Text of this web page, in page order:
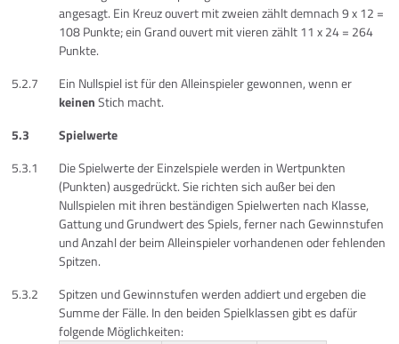
angesagt. Ein Kreuz ouvert mit zweien zählt demnach 9 x 12 =
108 Punkte; ein Grand ouvert mit vieren zählt 11 x 24 = 264
Punkte.
5.2.7
Ein Nullspiel ist für den Alleinspieler gewonnen, wenn er
keinenStich macht.
5.3
Spielwerte
5.3.1
Die Spielwerte der Einzelspiele werden in Wertpunkten
(Punkten) ausgedrückt. Sie richten sich außer bei den
Nullspielen mit ihren beständigen Spielwerten nach Klasse,
Gattung und Grundwert des Spiels, ferner nach Gewinnstufen
und Anzahl der beim Alleinspieler vorhandenen oder fehlenden
Spitzen.
5.3.2
Spitzen und Gewinnstufen werden addiert und ergeben die
Summe der Fälle. In den beiden Spielklassen gibt es dafür
folgende Möglichkeiten: